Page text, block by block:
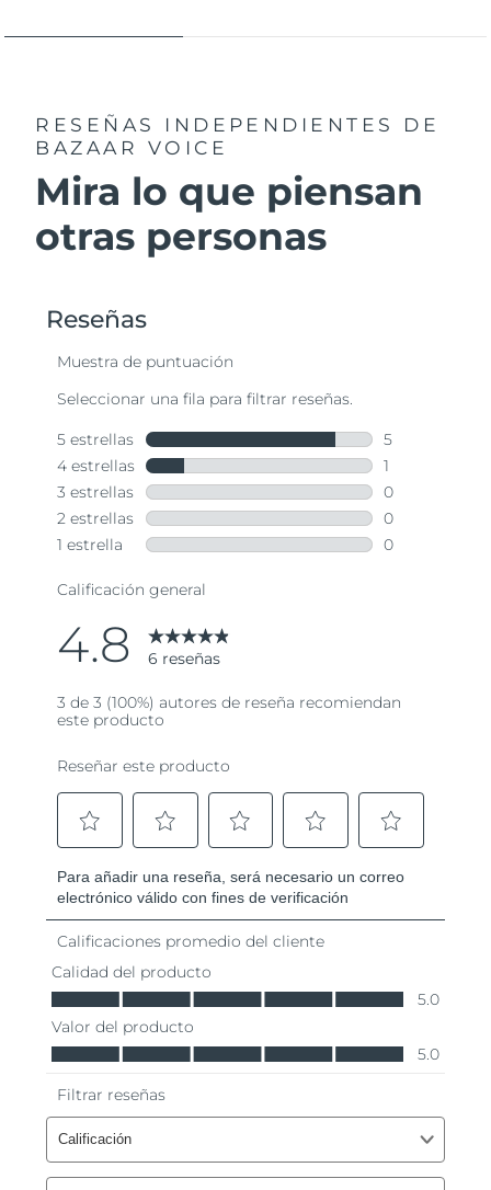
RESEÑAS INDEPENDIENTES
DE
BAZAAR VOICE
Mira lo que piensan
otras personas